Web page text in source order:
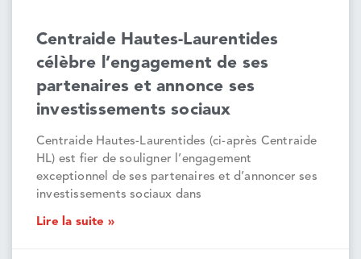
Centraide Hautes-Laurentides
célèbre l’engagement de ses
partenaires et annonce ses
investissements sociaux
Centraide Hautes-Laurentides (ci-après Centraide
HL) est fier de souligner l’engagement
exceptionnel de ses partenaires et d’annoncer ses
investissements sociaux dans
Lire la suite »